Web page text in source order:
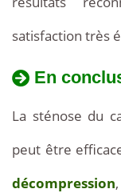
cas
à
traiter.
satisfaction très
En
La sténose du
peut être
décompression